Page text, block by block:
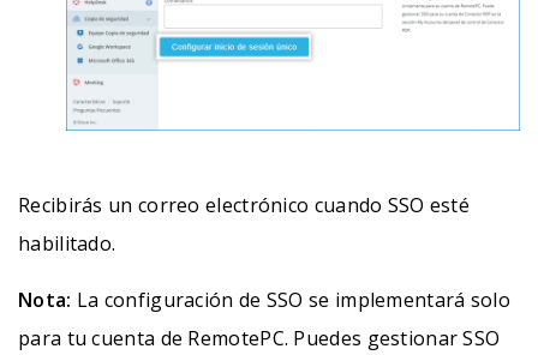
Recibirás un correo electrónico cuando SSO esté
habilitado.
Nota: La configuración de SSO se implementará solo
para tu cuenta de RemotePC. Puedes gestionar SSO